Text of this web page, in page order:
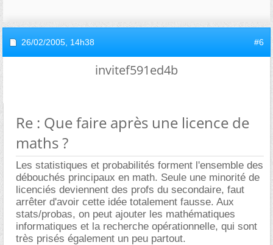
26/02/2005, 14h38 #6
invitef591ed4b
Re : Que faire après une licence de
maths ?
Les statistiques et probabilités forment l'ensemble des
débouchés principaux en math. Seule une minorité de
licenciés deviennent des profs du secondaire, faut
arrêter d'avoir cette idée totalement fausse. Aux
stats/probas, on peut ajouter les mathématiques
informatiques et la recherche opérationnelle, qui sont
très prisés également un peu partout.